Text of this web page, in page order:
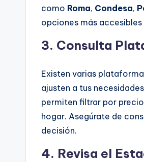
como Roma, Condesa,
opciones más
3. Consulta
Existen varias
ajusten a tus
permiten filtrar por
hogar. Asegúrate de
decisión.
4. Revisa el